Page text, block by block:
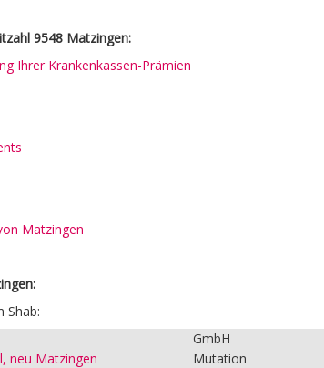
9548 Matzingen:
Ihrer Krankenkassen-Prämien
Matzingen
Shab:
neu Matzingen
GmbH
Mutation